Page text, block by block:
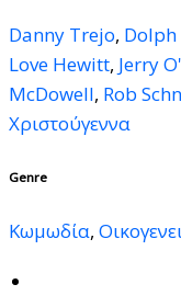
Danny Trejo,
Love Hewitt, Jerry
McDowell, Rob
Χριστούγεννα
Genre
Κωμωδία,